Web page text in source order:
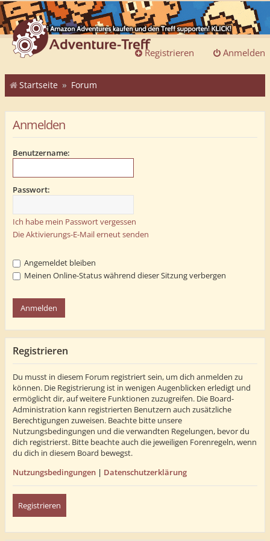
Anmelden
Registrieren
Startseite Forum
Anmelden
Benutzername:
Passwort:
Ich habe mein Passwort vergessen
Die Aktivierungs-E-Mail erneut senden
Angemeldet bleiben
Meinen Online-Status während dieser Sitzung verbergen
Registrieren
Du musst in diesem Forum registriert sein, um dich anmelden zu
können. Die Registrierung ist in wenigen Augenblicken erledigt und
ermöglicht dir, auf weitere Funktionen zuzugreifen. Die Board-
Administration kann registrierten Benutzern auch zusätzliche
Berechtigungen zuweisen. Beachte bitte unsere
Nutzungsbedingungen und die verwandten Regelungen, bevor du
dich registrierst. Bitte beachte auch die jeweiligen Forenregeln, wenn
du dich in diesem Board bewegst.
Nutzungsbedingungen | Datenschutzerklärung
Registrieren